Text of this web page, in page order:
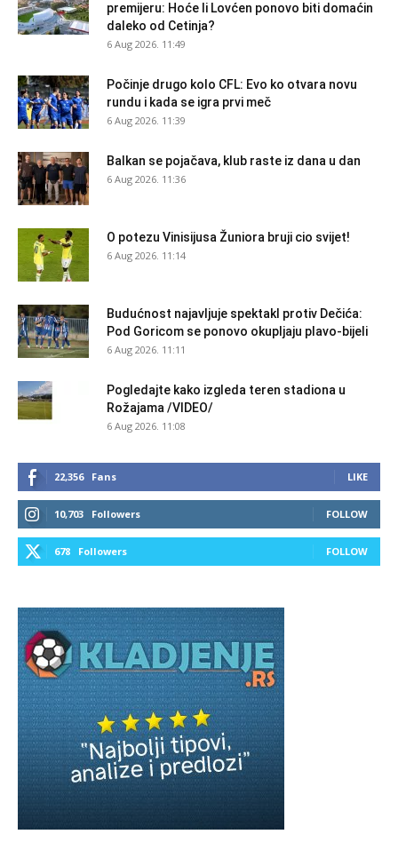
premijeru: Hoće li Lovćen ponovo biti domaćin
daleko od Cetinja?
6 Aug 2026. 11:49
Počinje drugo kolo CFL: Evo ko otvara novu
rundu i kada se igra prvi meč
6 Aug 2026. 11:39
Balkan se pojačava, klub raste iz dana u dan
6 Aug 2026. 11:36
O potezu Vinisijusa Žuniora bruji cio svijet!
6 Aug 2026. 11:14
Budućnost najavljuje spektakl protiv Dečića:
Pod Goricom se ponovo okupljaju plavo-bijeli
6 Aug 2026. 11:11
Pogledajte kako izgleda teren stadiona u
Rožajama /VIDEO/
6 Aug 2026. 11:08
22,356 Fans LIKE
10,703 Followers FOLLOW
678 Followers FOLLOW